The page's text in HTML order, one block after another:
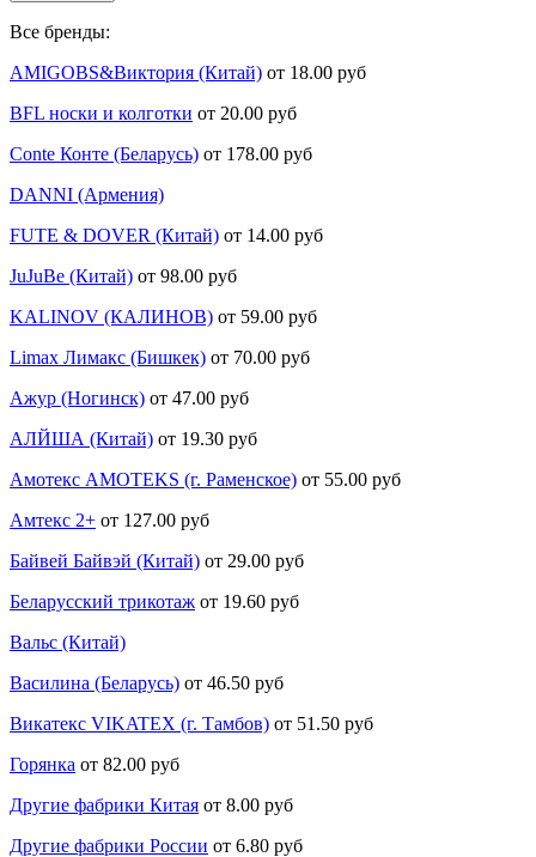
Все бренды:
AMIGOBS&Виктория (Китай) от 18.00 руб
BFL носки и колготки от 20.00 руб
Conte Конте (Беларусь) от 178.00 руб
DANNI (Армения)
FUTE & DOVER (Китай) от 14.00 руб
JuJuBe (Китай) от 98.00 руб
KALINOV (КАЛИНОВ) от 59.00 руб
Limax Лимакс (Бишкек) от 70.00 руб
Ажур (Ногинск) от 47.00 руб
АЛЙША (Китай) от 19.30 руб
Амотекс AMOTEKS (г. Раменское) от 55.00 руб
Амтекс 2+ от 127.00 руб
Байвей Байвэй (Китай) от 29.00 руб
Беларусский трикотаж от 19.60 руб
Вальс (Китай)
Василина (Беларусь) от 46.50 руб
Викатекс VIKATEX (г. Тамбов) от 51.50 руб
Горянка от 82.00 руб
Другие фабрики Китая от 8.00 руб
Другие фабрики России от 6.80 руб